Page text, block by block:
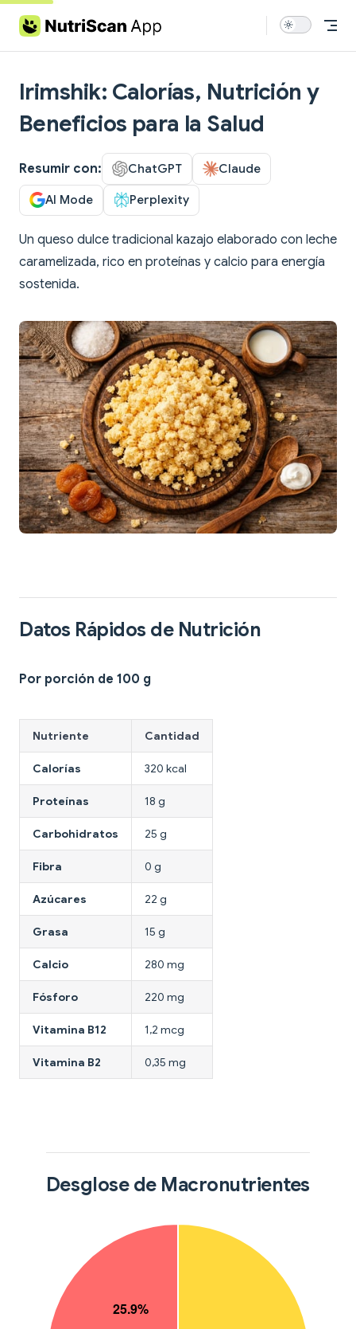
Skip to content
Irimshik: Calorías, Nutrición y
Beneficios para la Salud
Resumir con: ChatGPT Claude
AI Mode Perplexity
Un queso dulce tradicional kazajo elaborado con leche
caramelizada, rico en proteínas y calcio para energía
sostenida.
Datos Rápidos de Nutrición
Por porción de 100 g
Nutriente Cantidad
Calorías 320 kcal
Proteínas 18 g
Carbohidratos 25 g
Fibra 0 g
Azúcares 22 g
Grasa 15 g
Calcio 280 mg
Fósforo 220 mg
Vitamina B12 1,2 mcg
Vitamina B2 0,35 mg
Desglose de Macronutrientes